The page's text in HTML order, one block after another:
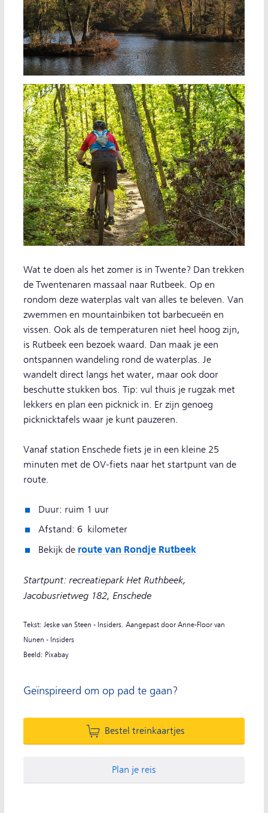
Wat te doen als het zomer is in Twente? Dan trekken
de Twentenaren massaal naar Rutbeek. Op en
rondom deze waterplas valt van alles te beleven. Van
zwemmen en mountainbiken tot barbecueën en
vissen. Ook als de temperaturen niet heel hoog zijn,
is Rutbeek een bezoek waard. Dan maak je een
ontspannen wandeling rond de waterplas. Je
wandelt direct langs het water, maar ook door
beschutte stukken bos. Tip: vul thuis je rugzak met
lekkers en plan een picknick in. Er zijn genoeg
picknicktafels waar je kunt pauzeren.
Vanaf station Enschede fiets je in een kleine 25
minuten met de OV-fiets naar het startpunt van de
route.
Duur: ruim 1 uur
Afstand: 6 kilometer
Bekijk de route van Rondje Rutbeek
Startpunt: recreatiepark Het Ruthbeek,
Jacobusrietweg 182, Enschede
Tekst: Jeske van Steen - Insiders. Aangepast door Anne-Floor van
Nunen - Insiders
Beeld: Pixabay
Geïnspireerd om op pad te gaan?
Bestel treinkaartjes
Plan je reis